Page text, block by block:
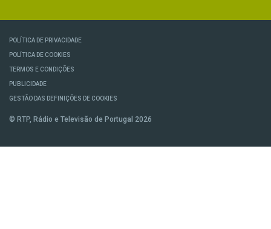
POLÍTICA DE PRIVACIDADE
POLÍTICA DE COOKIES
TERMOS E CONDIÇÕES
PUBLICIDADE
GESTÃO DAS DEFINIÇÕES DE COOKIES
© RTP, Rádio e Televisão de Portugal 2026